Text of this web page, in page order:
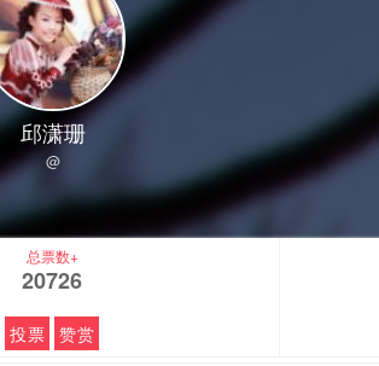
邱潇珊
@
总票数+
20726
投票 赞赏